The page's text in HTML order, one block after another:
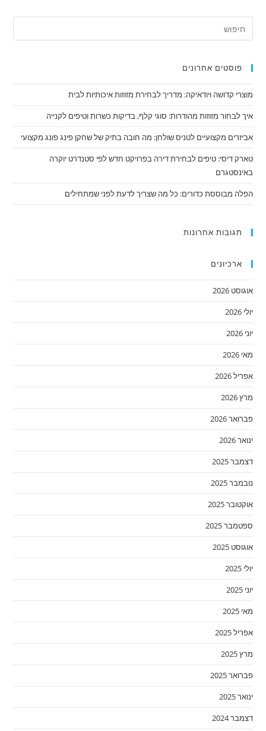
פוסטים אחרונים
מוצרי קדושה ויודאיקה: מדריך לבחירת מזוזות איכותיות לבית
איך לבחור מזוזות מהודרות: סוגי קלף, בדיקות כשרות וטיפים לקנייה
אביזרים מקצועיים לטניס שולחן: מה חובה בתיק של שחקן פינג פונג מקצועי
טארק דיסי: טיפים לבחירת דירה בפרויקט חדש לפי סטנדרט יוקרה
באינסטגרם
הפלה מבוססת כדורים: כל מה שצריך לדעת לפני שמתחילים
תגובות אחרונות
ארכיונים
אוגוסט 2026
יולי 2026
יוני 2026
מאי 2026
אפריל 2026
מרץ 2026
פברואר 2026
ינואר 2026
דצמבר 2025
נובמבר 2025
אוקטובר 2025
ספטמבר 2025
אוגוסט 2025
יולי 2025
יוני 2025
מאי 2025
אפריל 2025
מרץ 2025
פברואר 2025
ינואר 2025
דצמבר 2024